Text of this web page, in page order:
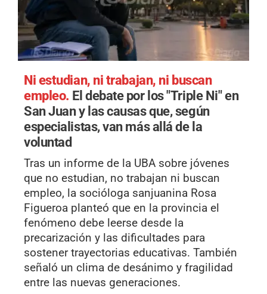
Ni estudian, ni trabajan, ni buscan
empleo. El debate por los "Triple Ni" en
San Juan y las causas que, según
especialistas, van más allá de la
voluntad
Tras un informe de la UBA sobre jóvenes
que no estudian, no trabajan ni buscan
empleo, la socióloga sanjuanina Rosa
Figueroa planteó que en la provincia el
fenómeno debe leerse desde la
precarización y las dificultades para
sostener trayectorias educativas. También
señaló un clima de desánimo y fragilidad
entre las nuevas generaciones.